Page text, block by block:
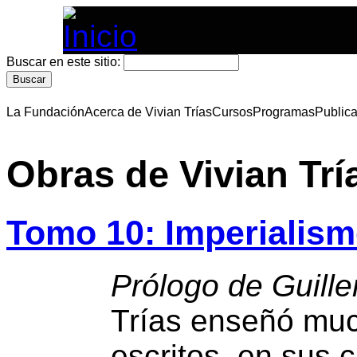
Buscar en este sitio:
La FundaciónAcerca de Vivian TríasCursosProgramas
Obras de Vivian
Tomo 10:
Prólogo de
Trías enseñó